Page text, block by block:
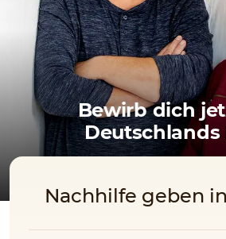
Bewirb dich
Deutschlands
Nachhilfe geben